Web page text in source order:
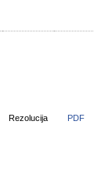
Rezolucija PDF